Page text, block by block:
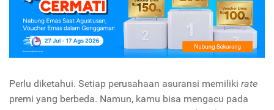
Perlu diketahui. Setiap perusahaan asuransi memiliki rate
premi yang berbeda. Namun, kamu bisa mengacu pada